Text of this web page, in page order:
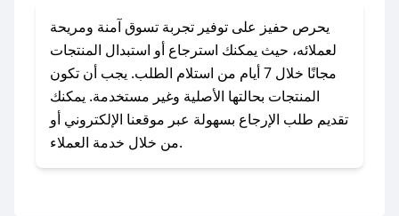
حفيز؟
للحصول على كوبونات وخصومات حصرية، قم بما
يلي:
- اضغط على أيقونة متابعة لمتجر حفيز في تطبيق
صحصح.
- تابع حسابنا الرسمي على تويتر وقم بتفعيل زر
يحرص حفيز على توفير تجربة تسوق آمنة ومريحة
لعملائه، حيث يمكنك استرجاع أو استبدال المنتجات
مجانًا خلال 7 أيام من استلام الطلب. يجب أن تكون
المنتجات بحالتها الأصلية وغير مستخدمة. يمكنك
تقديم طلب الإرجاع بسهولة عبر موقعنا الإلكتروني أو
من خلال خدمة العملاء.